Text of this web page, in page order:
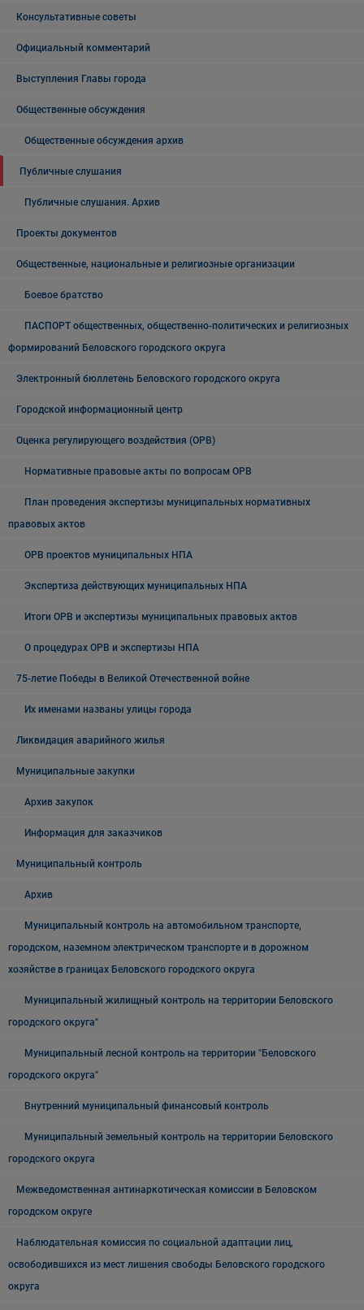
Консультативные советы
Официальный комментарий
Выступления Главы города
Общественные обсуждения
Общественные обсуждения архив
Публичные слушания
Публичные слушания. Архив
Проекты документов
Общественные, национальные и религиозные организации
Боевое братство
ПАСПОРТ общественных, общественно-политических и религиозных
формирований Беловского городского округа
Электронный бюллетень Беловского городского округа
Городской информационный центр
Оценка регулирующего воздействия (ОРВ)
Нормативные правовые акты по вопросам ОРВ
План проведения экспертизы муниципальных нормативных
правовых актов
ОРВ проектов муниципальных НПА
Экспертиза действующих муниципальных НПА
Итоги ОРВ и экспертизы муниципальных правовых актов
О процедурах ОРВ и экспертизы НПА
75-летие Победы в Великой Отечественной войне
Их именами названы улицы города
Ликвидация аварийного жилья
Муниципальные закупки
Архив закупок
Информация для заказчиков
Муниципальный контроль
Архив
Муниципальный контроль на автомобильном транспорте,
городском, наземном электрическом транспорте и в дорожном
хозяйстве в границах Беловского городского округа
Муниципальный жилищный контроль на территории Беловского
городского округа"
Муниципальный лесной контроль на территории "Беловского
городского округа"
Внутренний муниципальный финансовый контроль
Муниципальный земельный контроль на территории Беловского
городского округа
Межведомственная антинаркотическая комиссии в Беловском
городском округе
Наблюдательная комиссия по социальной адаптации лиц,
освободившихся из мест лишения свободы Беловского городского
округа